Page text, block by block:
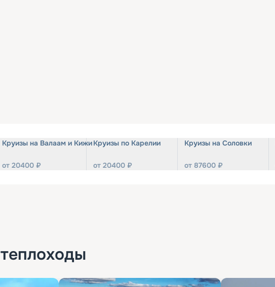
Круизы на Валаам и Кижи
от 20400 ₽
Круизы по Карелии
от 20400 ₽
Круизы на Соловки
от 87600 ₽
теплоходы